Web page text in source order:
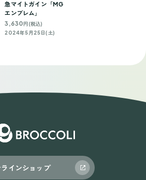
急マイトガイン「MG
エンブレム」
3,630円(税込)
2024年5月25日(土)
インショップ